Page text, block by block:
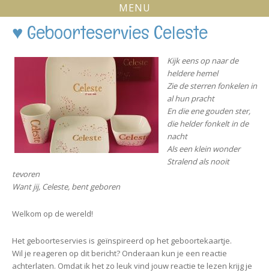
MENU
♥ Geboorteservies Celeste
Kijk eens op naar de
heldere hemel
Zie de sterren fonkelen in
al hun pracht
En die ene gouden ster,
die helder fonkelt in de
nacht
Als een klein wonder
Stralend als nooit
tevoren
Want jij, Celeste, bent geboren
Welkom op de wereld!
Het geboorteservies is geïnspireerd op het geboortekaartje.
Wil je reageren op dit bericht? Onderaan kun je een reactie
achterlaten. Omdat ik het zo leuk vind jouw reactie te lezen krijg je